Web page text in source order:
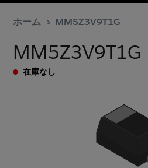
ホーム MM5Z3V9T1G
MM5Z3V9T1G
在庫なし